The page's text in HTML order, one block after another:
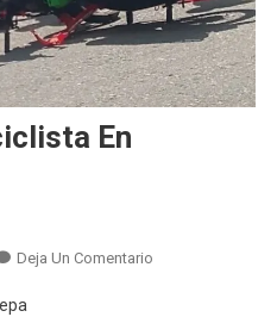
En
Deja Un ComentarioEn